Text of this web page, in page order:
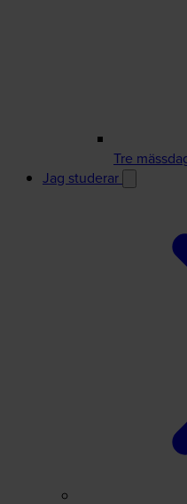
Tre
Jag studerar